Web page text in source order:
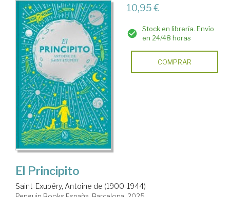
10,95 €
Stock en librería. Envío
en 24/48 horas
COMPRAR
El Principito
Saint-Exupéry, Antoine de (1900-1944)